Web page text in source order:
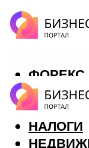
ФОРЕКС
БИЗНЕС
КРЕДИТЫ
НАЛОГИ